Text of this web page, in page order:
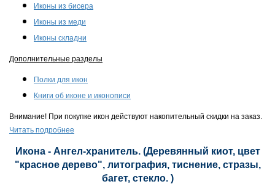
Иконы из бисера
Иконы из меди
Иконы складни
Дополнительные разделы
Полки для икон
Книги об иконе и иконописи
Внимание! При покупке икон действуют накопительный скидки на заказ.
Читать подробнее
Икона - Ангел-хранитель. (Деревянный киот, цвет
"красное дерево", литография, тиснение, стразы,
багет, стекло. )